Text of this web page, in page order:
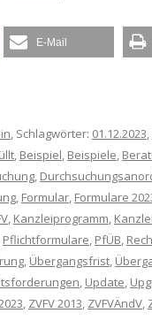
E-Mail
, Schlagwörter: 01.12.2023,
, Beispiel, Beispiele,
,
, Formular, Formulare
, Kanzleiprogramm,
Pflichtformulare, PfÜB,
, Übergangsfrist,
, Update,
, ZVFV 2013, ZVFVÄndV,